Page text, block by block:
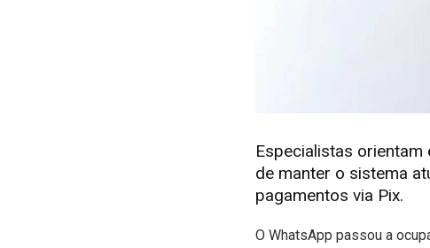
Especialistas
de manter o sistema
pagamentos via Pix.
O WhatsApp passou a